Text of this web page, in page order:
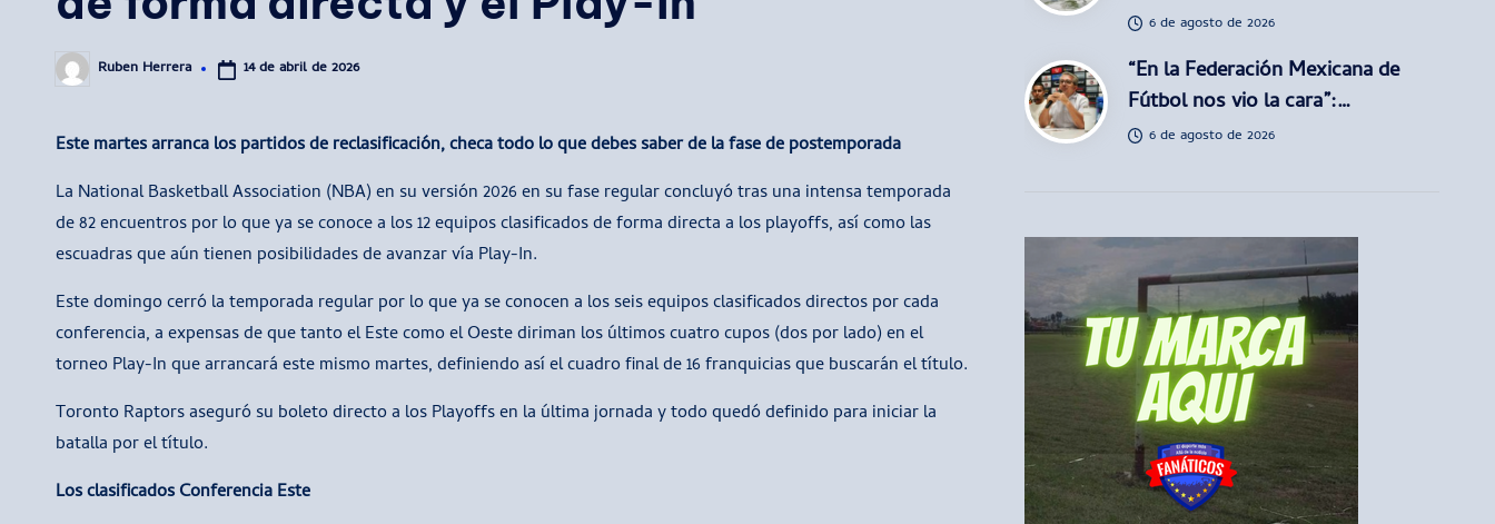
Publicado
por
Ruben Herrera 14 de abril de 2026
Este martes arranca los partidos de reclasificación, checa todo lo que debes saber de la fase de postemporada
La National Basketball Association (NBA) en su versión 2026 en su fase regular concluyó tras una intensa temporada
de 82 encuentros por lo que ya se conoce a los 12 equipos clasificados de forma directa a los playoffs, así como las
escuadras que aún tienen posibilidades de avanzar vía Play-In.
Este domingo cerró la temporada regular por lo que ya se conocen a los seis equipos clasificados directos por cada
conferencia, a expensas de que tanto el Este como el Oeste diriman los últimos cuatro cupos (dos por lado) en el
torneo Play-In que arrancará este mismo martes, definiendo así el cuadro final de 16 franquicias que buscarán el título.
Toronto Raptors aseguró su boleto directo a los Playoffs en la última jornada y todo quedó definido para iniciar la
batalla por el título.
Los clasificados Conferencia Este
6 de agosto de 2026
“En la Federación Mexicana de
Fútbol nos vio la cara”:…
6 de agosto de 2026